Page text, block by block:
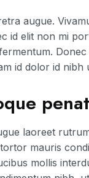
augue.
id elit non mi
id dolor id nibh
laoreet
mauris
mollis